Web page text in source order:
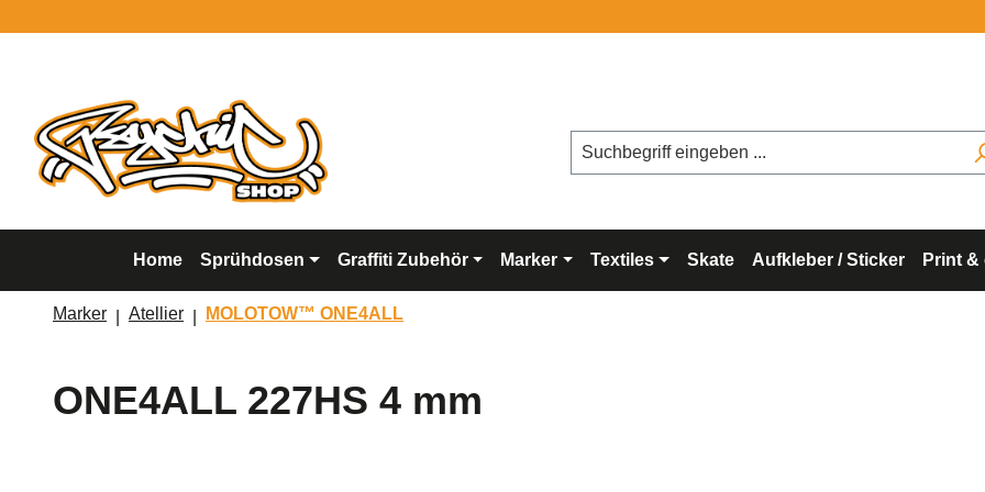
Home Sprühdosen Graffiti Zubehör Marker Textiles Skate Aufkleber / Sticker Print &
Marker Atellier MOLOTOW™ ONE4ALL
ONE4ALL 227HS 4 mm